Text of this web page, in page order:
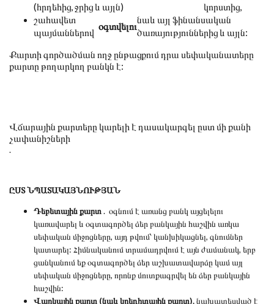
(հրդեհից, ջրից և այլն)
կորստից,
շահավետ
պայմաններով
օգտվելու
նաև այլ ֆինանսական
ծառայություններից և այլն:
Քարտի գործածման ողջ ընթացքում դրա սեփականատերը
քարտը թողարկող բանկն է:
Վճարային քարտերը կարելի է դասակարգել ըստ մի քանի
չափանիշների
.
ԸՍՏ ՆՊԱՏԱԿԱՅՆՈՒԹՅԱՆ
Դեբետային քարտ. օգնում է առանց բանկ այցելելու
կառավարել և օգտագործել ձեր բանկային հաշվին առկա
սեփական միջոցները, այդ թվում՝ կանխիկացնել, գնումներ
կատարել: Հիմնականում տրամադրվում է այն ժամանակ, երբ
ցանկանում եք օգտագործել ձեր աշխատավարձը կամ այլ
սեփական միջոցները, որոնք մուտքագրվել են ձեր բանկային
հաշվին:
Վարկային քարտ (նաև կրեդիտային քարտ).նախատեսված է